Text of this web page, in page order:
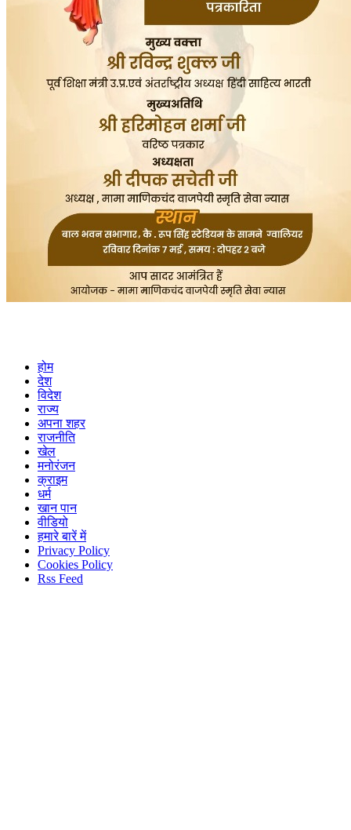
होम
देश
विदेश
राज्य
अपना शहर
राजनीति
खेल
मनोरंजन
क्राइम
धर्म
खान पान
वीडियो
हमारे बारें में
Privacy Policy
Cookies Policy
Rss Feed